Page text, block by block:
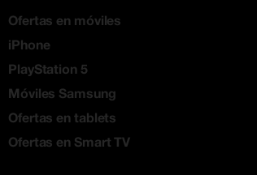
Ofertas en móviles
iPhone
PlayStation 5
Móviles Samsung
Ofertas en tablets
Ofertas en Smart TV